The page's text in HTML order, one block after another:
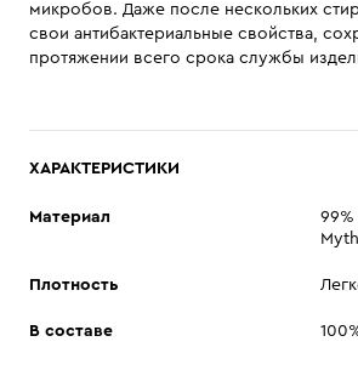
микробов. Даже после нескольких
свои антибактериальные свойства,
протяжении всего срока службы
ХАРАКТЕРИСТИКИ
Материал
99%
Плотность
В составе